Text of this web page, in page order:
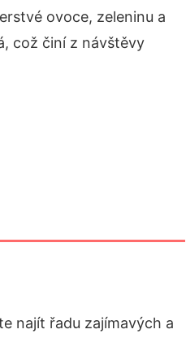
ovoce, zeleninu a
což činí z návštěvy
najít řadu zajímavých a